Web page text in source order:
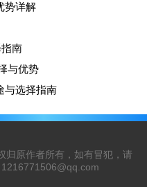
势详解
南
与优势
与选择指南
归原作者所有，如有冒犯，请
1216771506@qq.com